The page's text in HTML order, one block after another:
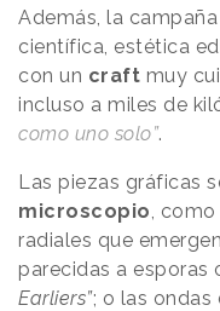
Además, la
científica, estética
con un craft muy
incluso a miles de
como uno solo”.
Las piezas gráficas
microscopio,
radiales que
parecidas a esporas
Earliers”; o las ondas